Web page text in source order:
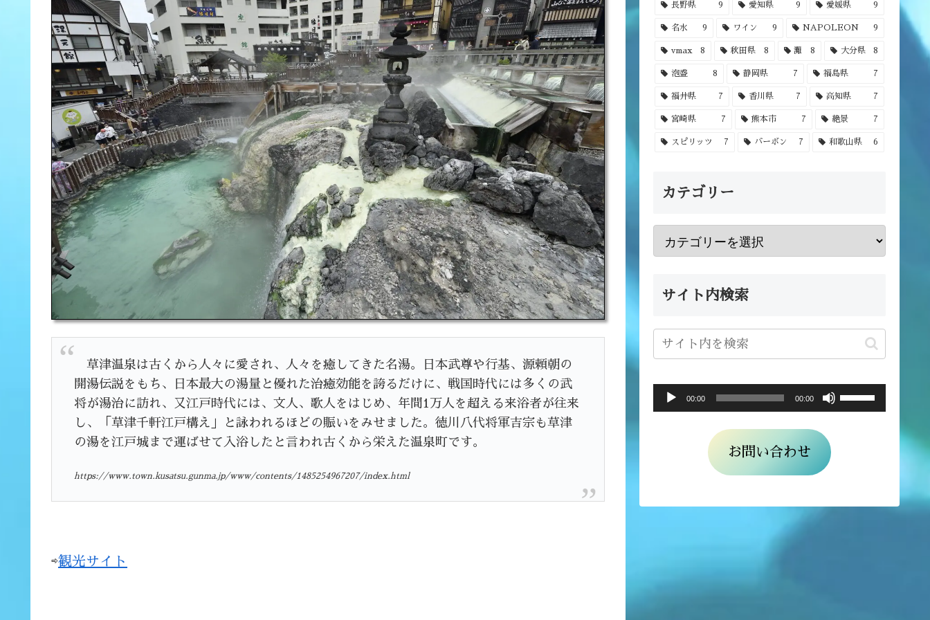
草津温泉は古くから人々に愛され、人々を癒してきた名湯。日本武尊や行基、源頼朝の
開湯伝説をもち、日本最大の湯量と優れた治癒効能を誇るだけに、戦国時代には多くの武
将が湯治に訪れ、又江戸時代には、文人、歌人をはじめ、年間1万人を超える来浴者が往来
し、「草津千軒江戸構え」と詠われるほどの賑いをみせました。徳川八代将軍吉宗も草津
の湯を江戸城まで運ばせて入浴したと言われ古くから栄えた温泉町です。
https://www.town.kusatsu.gunma.jp/www/contents/1485254967207/index.html
⇨観光サイト
長野県 9 愛知県 9 愛媛県 9
名水 9 ワイン 9 NAPOLEON 9
vmax 8 秋田県 8 灘 8 大分県 8
泡盛 8 静岡県 7 福島県 7
福井県 7 香川県 7 高知県 7
宮崎県 7 熊本市 7 絶景 7
スピリッツ 7 バーボン 7 和歌山県 6
カテゴリー
サイト内検索
ヤ
00:00 00:00
ボ
リ
調
お問い合わせ